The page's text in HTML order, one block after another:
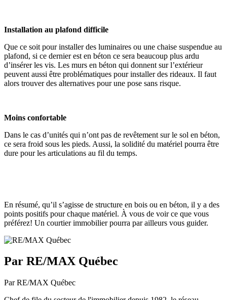
Installation au plafond difficile
Que ce soit pour installer des luminaires ou une chaise suspendue au
plafond, si ce dernier est en béton ce sera beaucoup plus ardu
d’insérer les vis. Les murs en béton qui donnent sur l’extérieur
peuvent aussi être problématiques pour installer des rideaux. Il faut
alors trouver des alternatives pour une pose sans risque.
Moins confortable
Dans le cas d’unités qui n’ont pas de revêtement sur le sol en béton,
ce sera froid sous les pieds. Aussi, la solidité du matériel pourra être
dure pour les articulations au fil du temps.
En résumé, qu’il s’agisse de structure en bois ou en béton, il y a des
points positifs pour chaque matériel. À vous de voir ce que vous
préférez! Un courtier immobilier pourra par ailleurs vous guider.
Par RE/MAX Québec
Par RE/MAX Québec